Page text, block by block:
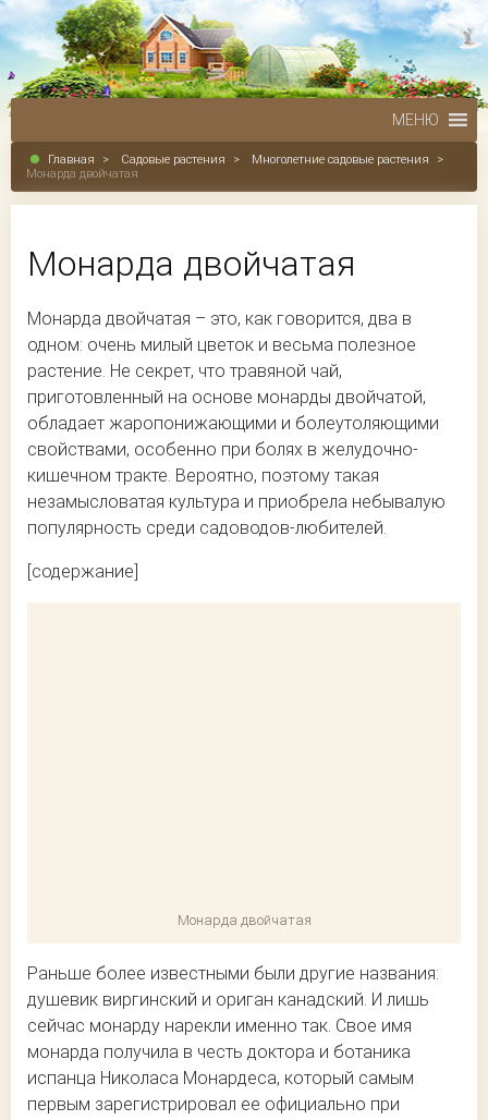
МЕНЮ
Главная > Садовые растения > Многолетние садовые растения
>
Монарда двойчатая
Монарда двойчатая
Монарда двойчатая – это, как говорится, два в
одном: очень милый цветок и весьма полезное
растение. Не секрет, что травяной чай,
приготовленный на основе монарды двойчатой,
обладает жаропонижающими и болеутоляющими
свойствами, особенно при болях в желудочно-
кишечном тракте. Вероятно, поэтому такая
незамысловатая культура и приобрела небывалую
популярность среди садоводов-любителей.
[содержание]
Монарда двойчатая
Раньше более известными были другие названия:
душевик виргинский и ориган канадский. И лишь
сейчас монарду нарекли именно так. Свое имя
монарда получила в честь доктора и ботаника
испанца Николаса Монардеса, который самым
первым зарегистрировал ее официально при